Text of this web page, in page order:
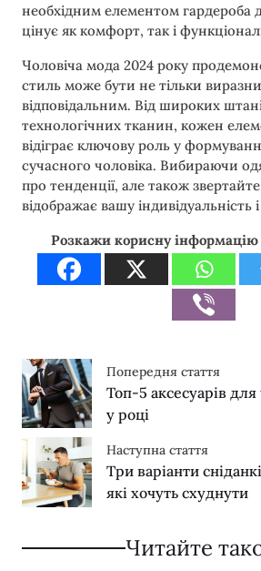
необхідним елементом гардероба
цінує як комфорт, так і
Чоловіча мода 2024 року
стиль може бути не тільки
відповідальним. Від широких
технологічних тканин, кожен
відіграє ключову роль у
сучасного чоловіка. Вибираючи
про тенденції, але також
відображає вашу індивідуальність
Розкажи корисну
Попередня стаття
Топ-5 аксесуарів для
у році
Наступна стаття
Три варіанти
які хочуть схуднути
Читайте